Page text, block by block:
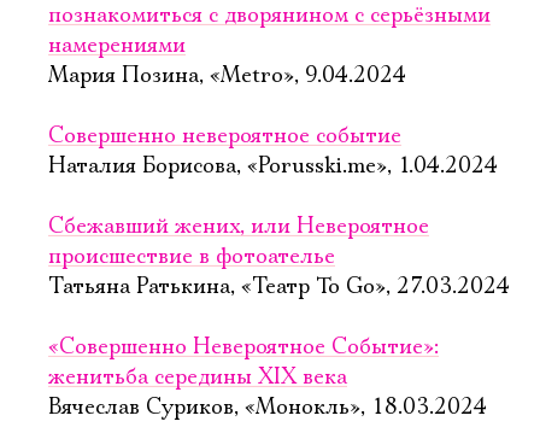
познакомиться с дворянином с серьёзными
намерениями
Мария Позина, «Metro», 9.04.2024
Совершенно невероятное событие
Наталия Борисова, «Porusski.me», 1.04.2024
Сбежавший жених, или Невероятное
происшествие в фотоателье
Татьяна Ратькина, «Театр To Go», 27.03.2024
«Совершенно Невероятное Событие»:
женитьба середины XIX века
Вячеслав Суриков, «Монокль», 18.03.2024